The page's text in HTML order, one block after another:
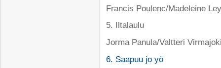
Francis Poulenc/Madeleine Ley
5. Iltalaulu
Jorma Panula/Valtteri
6. Saapuu jo yö